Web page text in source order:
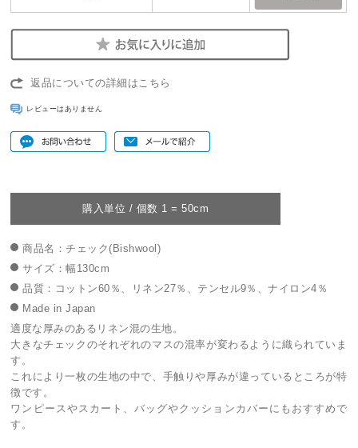
返品についての詳細はこちら
レビューはありません
購入単位 / 個数 1 = 50cm
商品名：チェック(Bishwool)
サイズ：幅130cm
品質：コットン60％、リネン27％、テンセル9％、ナイロン4％
Made in Japan
適度な厚みのあるリネン混の生地。
大きなチェックのそれぞれのマスの混率が変わるように織られていま
す。
これにより一枚の生地の中で、手触りや厚みが違っているところが特
徴です。
ワンピースやスカート、バッグやクッションカバーにもおすすめで
す。